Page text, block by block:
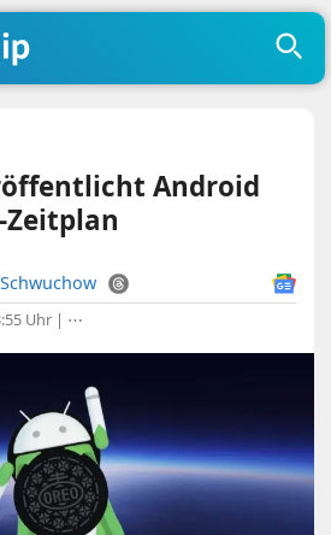
Android
Zeitplan
Uhr | ⋯